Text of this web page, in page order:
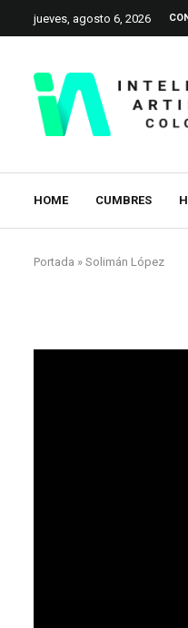
jueves, agosto 6, 2026
HOME CUMBRES
Portada » Solimán López